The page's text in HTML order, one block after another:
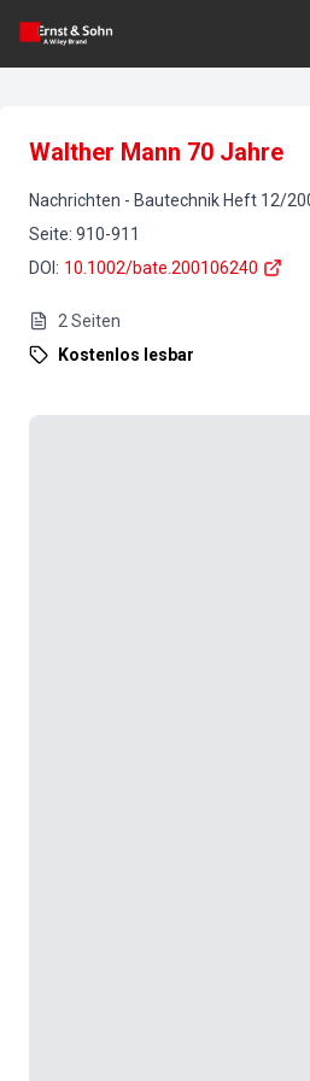
Walther Mann 70 Jahre
Nachrichten - Bautechnik Heft 12/
Seite: 910-911
DOI : 10.1002/bate.200106240
2 Seiten
Kostenlos lesbar